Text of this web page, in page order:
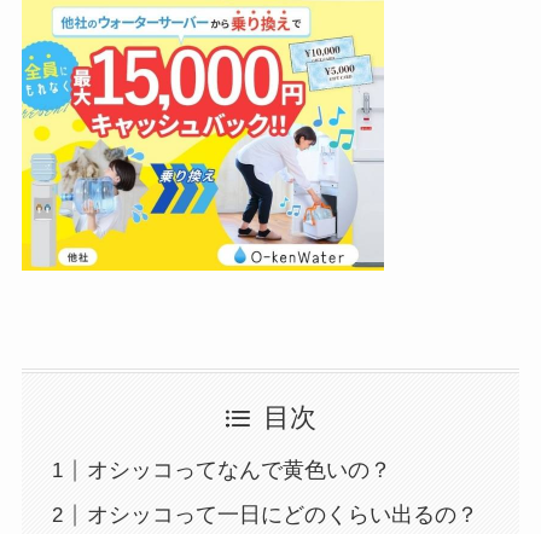
目次
オシッコってなんで黄色いの？
オシッコって一日にどのくらい出るの？